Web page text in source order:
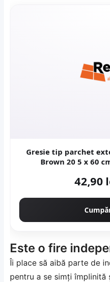
Gresie tip parchet
Brown 20 5 x 60 cm mata portelanata
42,90
Este o fire
Îi place să aibă parte de
pentru a se simți împlinită